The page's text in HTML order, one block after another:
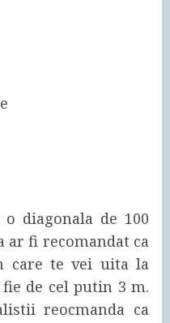
diagonala de 100
ar fi recomandat ca
care te vei uita la
de cel putin 3 m.
reocmanda ca